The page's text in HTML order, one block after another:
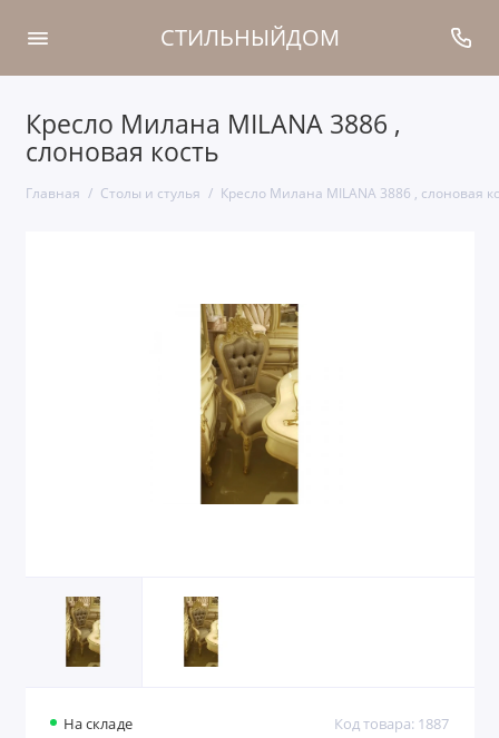
СТИЛЬНЫЙДОМ
Кресло Милана MILANA 3886 ,
слоновая кость
Главная Столы и стулья Кресло Милана MILANA 3886 , слоновая
На складе Код товара: 1887